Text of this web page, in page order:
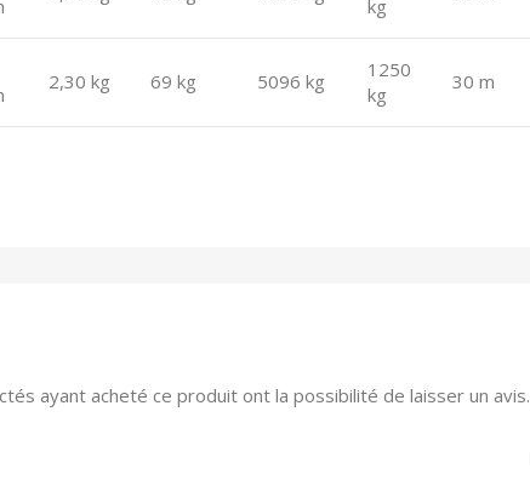
kg
2,30 kg 69 kg 5096 kg
1250
kg
30 m
ayant acheté ce produit ont la possibilité de laisser un avis.